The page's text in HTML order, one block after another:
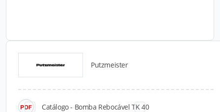
Putzmeister
Catálogo - Bomba Rebocável TK 40
Catálogos para Download